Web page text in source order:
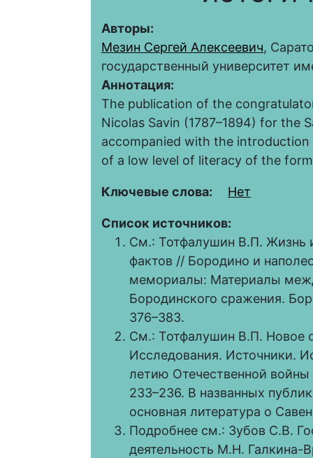
Авторы:
Мезин Сергей Алексеевич,
государственный университет
Аннотация:
The publication of the
Nicolas Savin (1787–1894) for the
accompanied with the
of a low level of literacy of the
Ключевые слова: Нет
Список источников:
См.: Тотфалушин В.П. Жизнь
фактов // Бородино и
мемориалы: Материалы
Бородинского сражения.
376–383.
См.: Тотфалушин В.П. Новое
Исследования. Источники.
летию Отечественной
233–236. В названных
основная литература о
Подробнее см.: Зубов С.В.
деятельность М.Н. Галкина-